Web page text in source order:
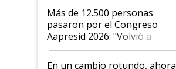
Más de 12.500 personas
pasaron por el Congreso
Aapresid 2026: "Volvió a
demostrar que hablar del
suelo es hablar de todo el
En un cambio rotundo, ahora